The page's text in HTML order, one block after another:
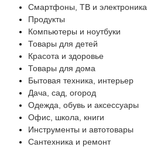
Смартфоны, ТВ и электроника
Продукты
Компьютеры и ноутбуки
Товары для детей
Красота и здоровье
Товары для дома
Бытовая техника, интерьер
Дача, сад, огород
Одежда, обувь и аксессуары
Офис, школа, книги
Инструменты и автотовары
Сантехника и ремонт